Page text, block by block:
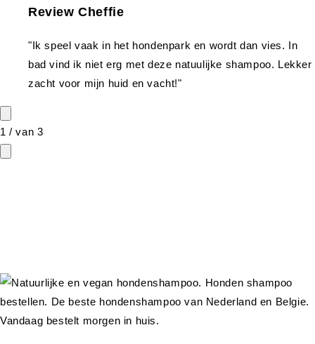
Review Cheffie
"Ik speel vaak in het hondenpark en wordt dan vies. In
bad vind ik niet erg met deze natuulijke shampoo. Lekker
zacht voor mijn huid en vacht!"
1 /van 3